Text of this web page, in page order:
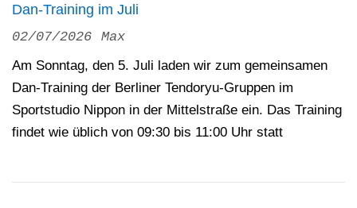
Dan-Training im Juli
02/07/2026
Max
Am Sonntag, den 5. Juli laden wir zum gemeinsamen
Dan-Training der Berliner Tendoryu-Gruppen im
Sportstudio Nippon in der Mittelstraße ein. Das Training
findet wie üblich von 09:30 bis 11:00 Uhr statt